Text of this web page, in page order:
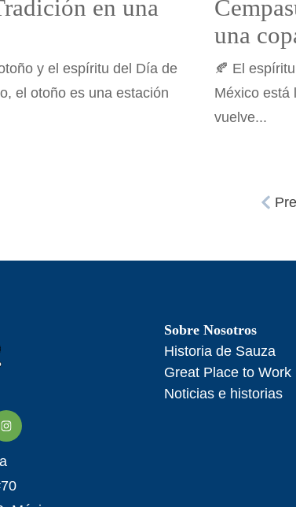
en una
y el espíritu del Día de
el otoño es una estación
una
🍂 El
México está
vuelve...
Sobre Nosotros
Historia de Sauza
Great Place to Work
Noticias e historias